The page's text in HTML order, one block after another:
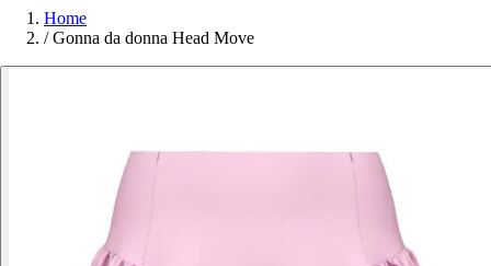
Home
/ Gonna da donna Head Move